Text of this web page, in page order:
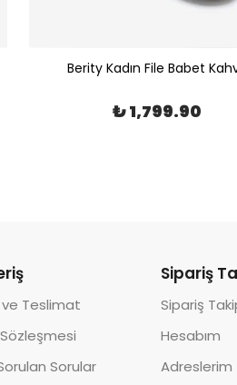
Berity Kadın File Babet
₺ 1,799.90
Teslimat
Sorular
Sipariş
Sipariş
Hesabım
Adreslerim